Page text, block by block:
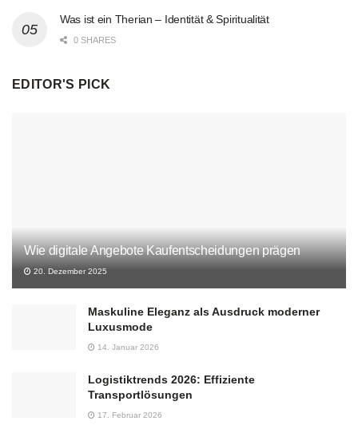
Was ist ein Therian – Identität & Spiritualität
0 SHARES
EDITOR'S PICK
Wie digitale Angebote Kaufentscheidungen prägen
20. Dezember 2025
Maskuline Eleganz als Ausdruck moderner
Luxusmode
14. Januar 2026
Logistiktrends 2026: Effiziente
Transportlösungen
17. Februar 2026